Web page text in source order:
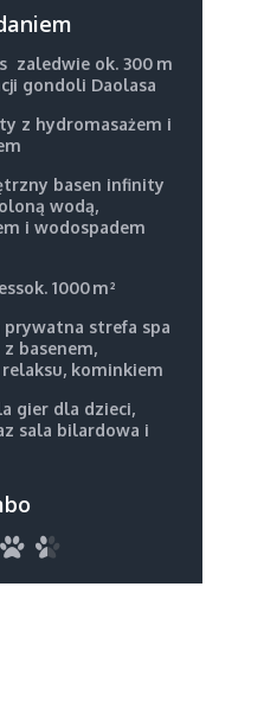
zaledwie ok. 300 m
gondoli Daolasa
z hydromasażem i
basen infinity
wodą,
i wodospadem
1000 m²
prywatna strefa spa
basenem,
kominkiem
gier dla dzieci,
sala bilardowa i